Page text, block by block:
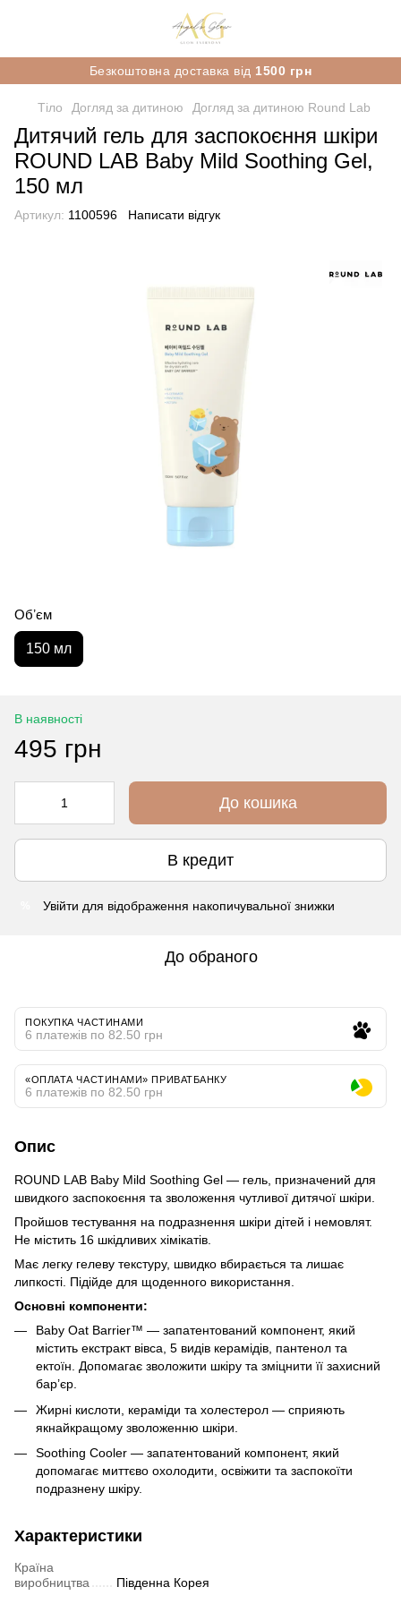
Безкоштовна доставка від 1500 грн
Тіло Догляд за дитиною Догляд за дитиною Round Lab
Дитячий гель для заспокоєння шкіри
ROUND LAB Baby Mild Soothing Gel,
150 мл
Артикул: 1100596 Написати відгук
Обʼєм
150 мл
В наявності
495 грн
До кошика
В кредит
Увійти для відображення накопичувальної знижки
До обраного
ПОКУПКА ЧАСТИНАМИ
6 платежів по 82.50 грн
«ОПЛАТА ЧАСТИНАМИ» ПРИВАТБАНКУ
6 платежів по 82.50 грн
Опис
ROUND LAB Baby Mild Soothing Gel — гель, призначений для
швидкого заспокоєння та зволоження чутливої дитячої шкіри.
Пройшов тестування на подразнення шкіри дітей і немовлят.
Не містить 16 шкідливих хімікатів.
Має легку гелеву текстуру, швидко вбирається та лишає
липкості. Підійде для щоденного використання.
Основні компоненти:
Baby Oat Barrier™ — запатентований компонент, який
містить екстракт вівса, 5 видів керамідів, пантенол та
ектоїн. Допомагає зволожити шкіру та зміцнити її захисний
бар’єр.
Жирні кислоти, кераміди та холестерол — сприяють
якнайкращому зволоженню шкіри.
Soothing Cooler — запатентований компонент, який
допомагає миттєво охолодити, освіжити та заспокоїти
подразнену шкіру.
Характеристики
Країна
виробництва
Південна Корея